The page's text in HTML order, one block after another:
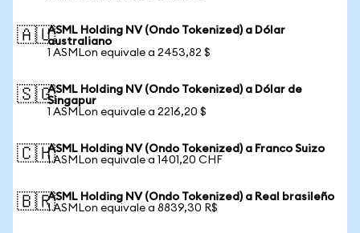
🇦🇺ASML Holding NV (Ondo Tokenized) a Dólar
australiano
1 ASMLon equivale a 2453,82 $
🇸🇬ASML Holding NV (Ondo Tokenized) a Dólar de
Singapur
1 ASMLon equivale a 2216,20 $
🇨🇭ASML Holding NV (Ondo Tokenized) a Franco Suizo
1 ASMLon equivale a 1401,20 CHF
🇧🇷ASML Holding NV (Ondo Tokenized) a Real brasileño
1 ASMLon equivale a 8839,30 R$